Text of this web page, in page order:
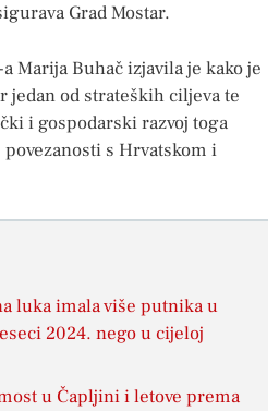
Grad Mostar.
Marija Buhač izjavila je kako je
jedan od strateških ciljeva te
i gospodarski razvoj toga
s Hrvatskom i
luka imala više putnika u
2024. nego u cijeloj
u Čapljini i letove prema